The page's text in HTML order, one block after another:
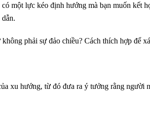
một lực kéo định hướng mà bạn muốn
phải sự đảo chiều? Cách thích hợp để
xu hướng, từ đó đưa ra ý tưởng rằng người